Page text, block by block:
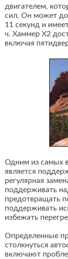
двигателем,
сил. Он может
11 секунд и
ч. Хаммер Х2
включая
Одним из самых
является
регулярная
поддерживать
предотвращать
поддерживать
избежать
Определенные
столкнуться
включают